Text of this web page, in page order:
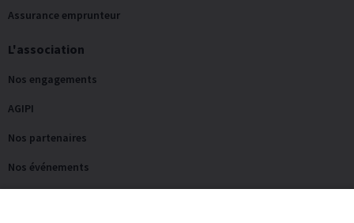
Assurance emprunteur
L'association
Nos engagements
AGIPI
Nos partenaires
Nos événements